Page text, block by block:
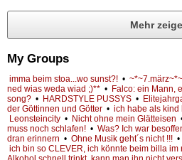
Mehr
My Groups
imma beim stoa...wo sunst?! • ~*~7.märz~*~
ned wias weda wiad ;)** • Falco: ein Mann,
song? • HARDSTYLE PUSSYS •
der Göttinnen und Götter • ich habe als
Leonsteincity • Nicht ohne mein Glätteisen
muss noch schlafen! • Was? Ich war
dran erinnern • Ohne Musik geht´s nicht !!! •
ich bin so CLEVER, ich könnte beim billa im